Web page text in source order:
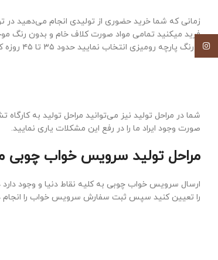
زمانی که شما خرید حضوری از تولیدی انجام می‌دهید در
فرید میکنید تمامی مواد صورت کلاف خام و بدون رنگ
و رنگ پارچه رومیزی انتخاب نمایید حدود ۳۵ تا ۴۵ روزه کاری به طور خواهد انجامید تا سرویس خواب آماده تحویل شود.
شما در مراحل تولید نیز می‌توانید مراحل تولید به
صورت وجود ایراد ما را در رفع این مشکلات یاری نمایید.
مراحل تولید سرویس خواب چوبی
ارسال سرویس خواب چوبی به کلیه نقاط دنیا و وجود
را تعیین کنید سپس ثبت سفارش سرویس خواب را انجام
اینستاگرام